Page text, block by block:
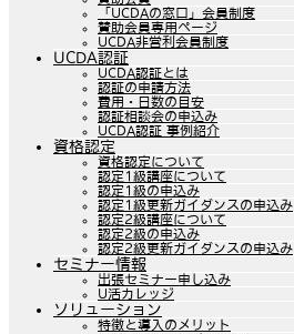
「UCDAの窓口」会員制度
賛助会員専用ページ
UCDA非営利会員制度
UCDA認証
UCDA認証とは
認証の申請方法
費用・日数の目安
認証相談会の申込み
UCDA認証 事例紹介
資格認定
資格認定について
認定1級講座について
認定1級の申込み
認定1級更新ガイダンスの申込み
認定2級講座について
認定2級の申込み
認定2級更新ガイダンスの申込み
セミナー情報
出張セミナー申し込み
U活カレッジ
ソリューション
特徴と導入のメリット